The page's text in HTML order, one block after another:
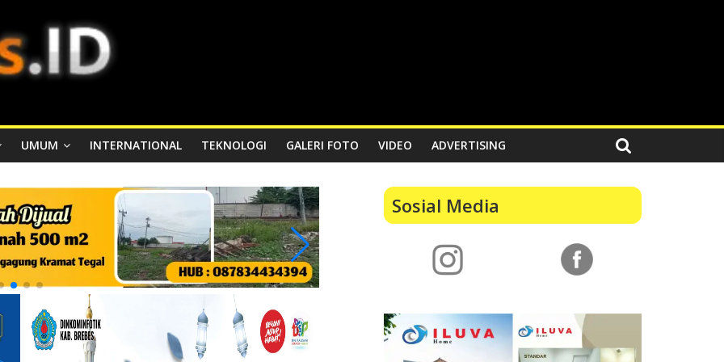
UMUM INTERNATIONAL TEKNOLOGI GALERI FOTO VIDEO ADVERTISING
Sosial Media